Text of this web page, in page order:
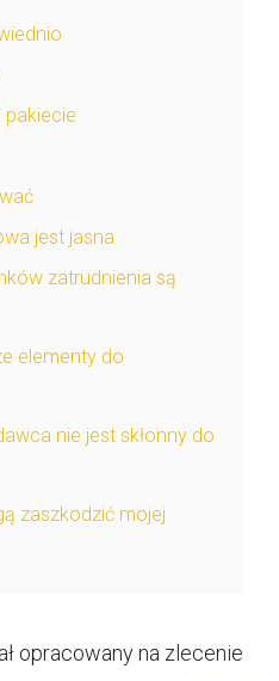
pakiecie
jest jasna
zatrudnienia są
elementy do
nie jest skłonny do
zaszkodzić mojej
opracowany na zlecenie